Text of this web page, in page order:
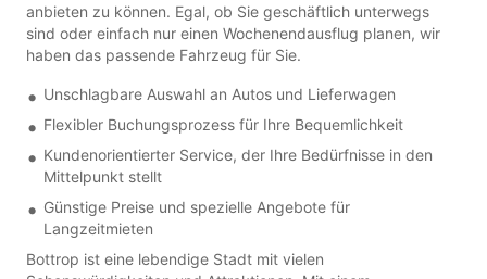
anbieten zu können. Egal, ob Sie geschäftlich unterwegs
sind oder einfach nur einen Wochenendausflug planen, wir
haben das passende Fahrzeug für Sie.
Unschlagbare Auswahl an Autos und Lieferwagen
Flexibler Buchungsprozess für Ihre Bequemlichkeit
Kundenorientierter Service, der Ihre Bedürfnisse in den
Mittelpunkt stellt
Günstige Preise und spezielle Angebote für
Langzeitmieten
Bottrop ist eine lebendige Stadt mit vielen